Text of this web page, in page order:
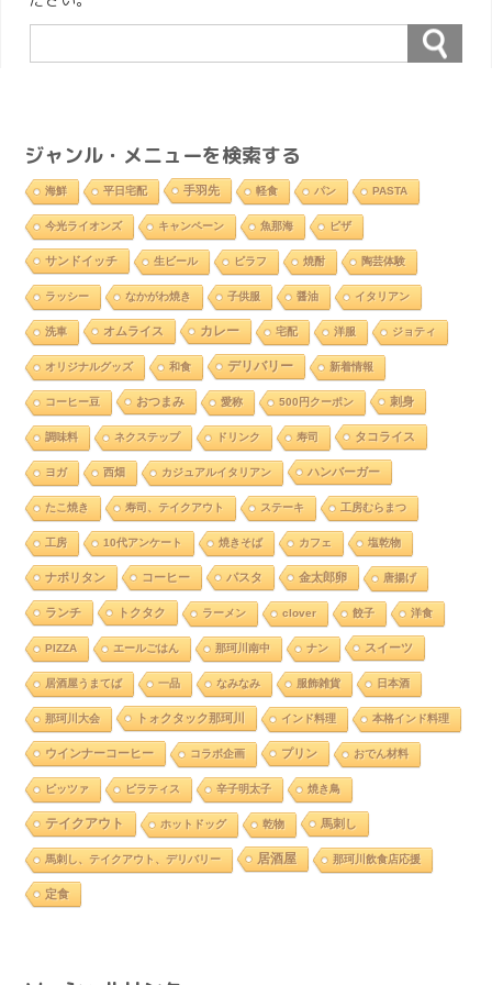
ジャンル・メニューを検索する
海鮮 平日宅配 手羽先 軽食 パン PASTA
今光ライオンズ キャンペーン 魚那海 ピザ
サンドイッチ 生ビール ピラフ 焼酎 陶芸体験
ラッシー なかがわ焼き 子供服 醤油 イタリアン
洗車 オムライス カレー 宅配 洋服 ジョティ
オリジナルグッズ 和食 デリバリー 新着情報
コーヒー豆 おつまみ 愛称 500円クーポン 刺身
調味料 ネクステップ ドリンク 寿司 タコライス
ヨガ 西畑 カジュアルイタリアン ハンバーガー
たこ焼き 寿司、テイクアウト ステーキ 工房むらまつ
工房 10代アンケート 焼きそば カフェ 塩乾物
ナポリタン コーヒー パスタ 金太郎卵 唐揚げ
ランチ トクタク ラーメン clover 餃子 洋食
PIZZA エールごはん 那珂川南中 ナン スイーツ
居酒屋うまてば 一品 なみなみ 服飾雑貨 日本酒
那珂川大会 トォクタック那珂川 インド料理 本格インド料理
ウインナーコーヒー コラボ企画 プリン おでん材料
ピッツァ ピラティス 辛子明太子 焼き鳥
テイクアウト ホットドッグ 乾物 馬刺し
馬刺し、テイクアウト、デリバリー 居酒屋 那珂川飲食店応援
定食